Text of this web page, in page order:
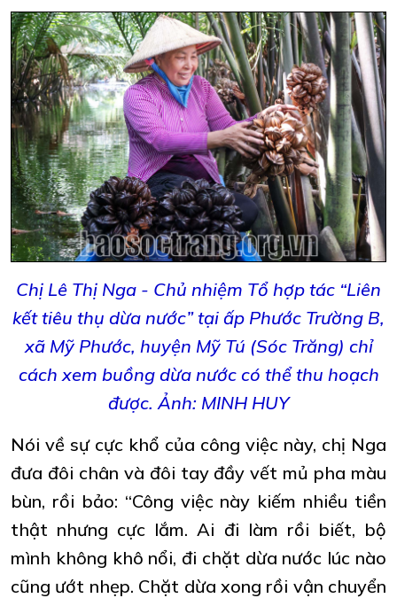
Chị Lê Thị Nga - Chủ nhiệm Tổ hợp tác “Liên
kết tiêu thụ dừa nước” tại ấp Phước Trường B,
xã Mỹ Phước, huyện Mỹ Tú (Sóc Trăng) chỉ
cách xem buồng dừa nước có thể thu hoạch
được. Ảnh: MINH HUY
Nói về sự cực khổ của công việc này, chị Nga
đưa đôi chân và đôi tay đầy vết mủ pha màu
bùn, rồi bảo: “Công việc này kiếm nhiều tiền
thật nhưng cực lắm. Ai đi làm rồi biết, bộ
mình không khô nổi, đi chặt dừa nước lúc nào
cũng ướt nhẹp. Chặt dừa xong rồi vận chuyển